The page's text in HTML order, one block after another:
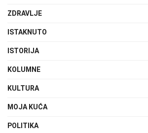
ZDRAVLJE
ISTAKNUTO
ISTORIJA
KOLUMNE
KULTURA
MOJA KUĆA
POLITIKA